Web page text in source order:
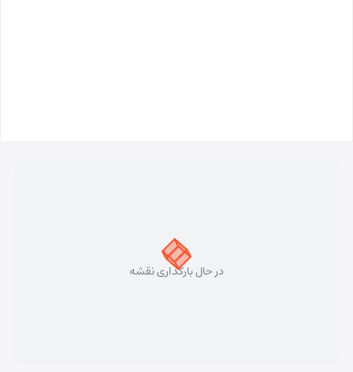
در حال بارگذاری نقشه